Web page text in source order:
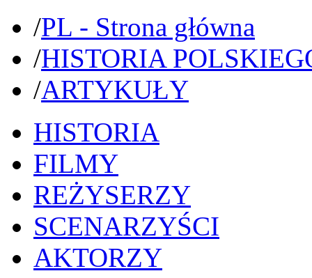
/PL - Strona główna
/HISTORIA
/ARTYKUŁY
HISTORIA
FILMY
REŻYSERZY
SCENARZYŚCI
AKTORZY